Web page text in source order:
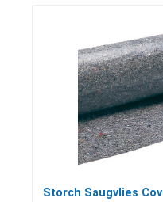
Storch Saugvlies